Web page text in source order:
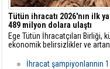
Tütün ihracatı 2026'nın ilk
489 milyon dolara ulaştı
Ege Tütün İhracatçıları Birliği,
ekonomik belirsizlikler ve artan
ayında ihracatını yüzde 4
İhracat şampiyonlarının